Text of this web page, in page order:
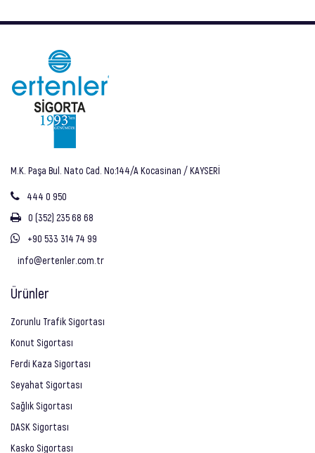
M.K. Paşa Bul. Nato Cad. No:144/A Kocasinan / KAYSERİ
444 0 950
0 (352) 235 68 68
+90 533 314 74 99
info@ertenler.com.tr
Ürünler
Zorunlu Trafik Sigortası
Konut Sigortası
Ferdi Kaza Sigortası
Seyahat Sigortası
Sağlık Sigortası
DASK Sigortası
Kasko Sigortası